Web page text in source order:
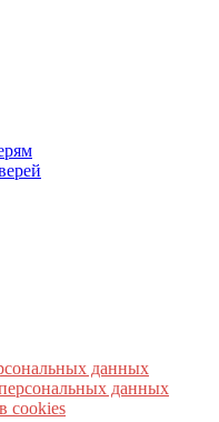
данных
данных
cookies